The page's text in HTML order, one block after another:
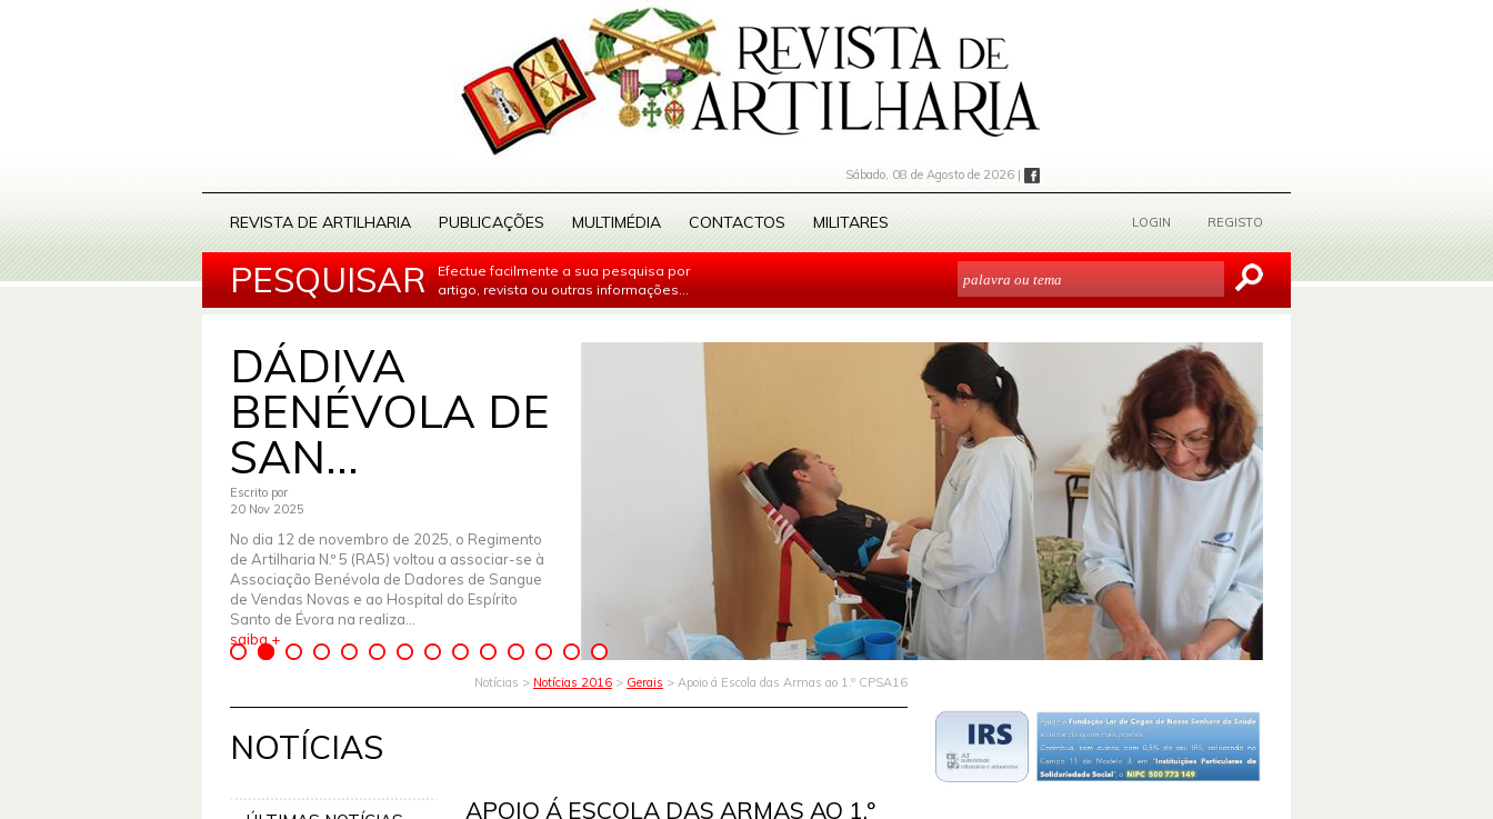
Sábado, 08 de Agosto de 2026 |
REVISTA DE ARTILHARIA PUBLICAÇÕES MULTIMÉDIA CONTACTOS MILITARES LOGIN REGISTO
PESQUISAR
Efectue facilmente a sua pesquisa por
artigo, revista ou outras informações...
DÁDIVA
BENÉVOLA DE
SAN...
Escrito por
20 Nov 2025
No dia 12 de novembro de 2025, o Regimento
de Artilharia N.º 5 (RA5) voltou a associar-se à
Associação Benévola de Dadores de Sangue
de Vendas Novas e ao Hospital do Espírito
Santo de Évora na realiza...
saiba +
Notícias > Notícias 2016 > Gerais > Apoio á Escola das Armas ao 1.º CPSA16
NOTÍCIAS
APOIO Á ESCOLA DAS ARMAS AO 1.º